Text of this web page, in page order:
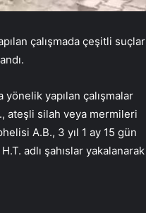
çalışmada çeşitli suçlar
yapılan çalışmalar
ateşli silah veya mermileri
A.B., 3 yıl 1 ay 15 gün
adlı şahıslar yakalanarak